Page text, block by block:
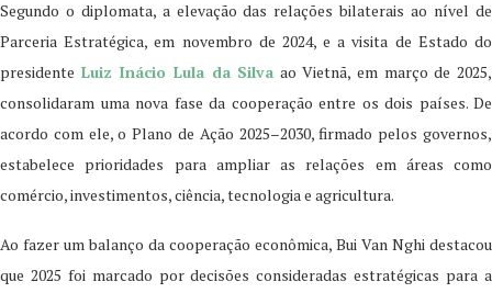
Segundo o diplomata, a elevação das relações bilaterais ao nível de
Parceria Estratégica, em novembro de 2024, e a visita de Estado do
presidente Luiz Inácio Lula da Silva ao Vietnã, em março de 2025,
consolidaram uma nova fase da cooperação entre os dois países. De
acordo com ele, o Plano de Ação 2025–2030, firmado pelos governos,
estabelece prioridades para ampliar as relações em áreas como
comércio, investimentos, ciência, tecnologia e agricultura.
Ao fazer um balanço da cooperação econômica, Bui Van Nghi destacou
que 2025 foi marcado por decisões consideradas estratégicas para a